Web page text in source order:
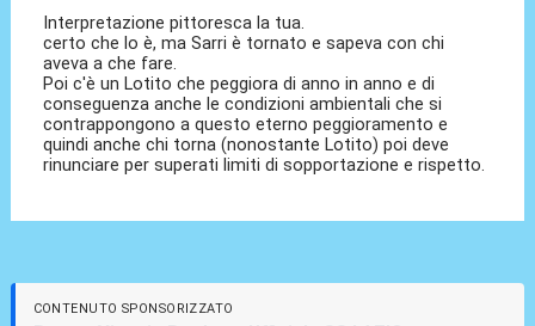
Interpretazione pittoresca la tua.
certo che lo è, ma Sarri è tornato e sapeva con chi
aveva a che fare.
Poi c'è un Lotito che peggiora di anno in anno e di
conseguenza anche le condizioni ambientali che si
contrappongono a questo eterno peggioramento e
quindi anche chi torna (nonostante Lotito) poi deve
rinunciare per superati limiti di sopportazione e rispetto.
CONTENUTO SPONSORIZZATO